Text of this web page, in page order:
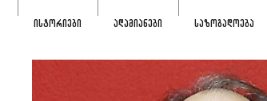
ᲘᲡᲢᲝᲠᲘᲔᲑᲘ ᲐᲓᲐᲛᲘᲐᲜᲔᲑᲘ ᲡᲐᲖᲝᲒᲐᲓᲝᲔᲑᲐ